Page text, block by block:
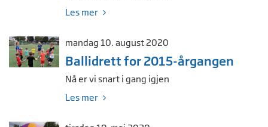
Les mer
mandag 10. august 2020
Ballidrett for 2015-årgangen
Nå er vi snart i gang igjen
Les mer